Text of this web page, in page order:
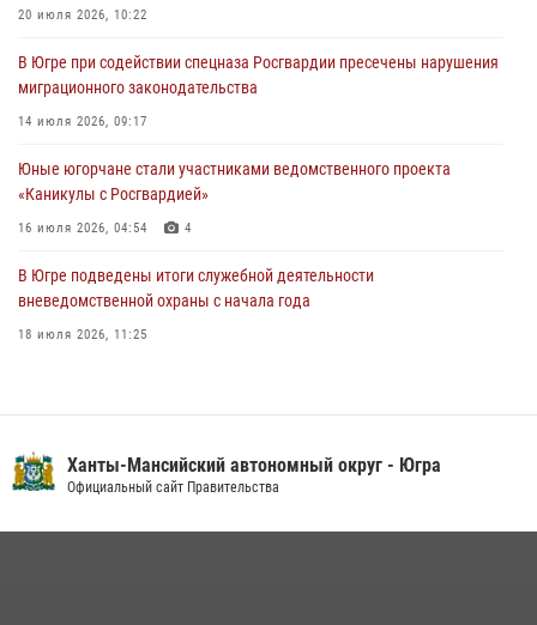
В Югре при силовой поддержке ОМОН Росгвардии задержаны
06 августа 2026, 09:07 2 1
Урайский отдел вневедомственной охраны Росгвардии отмечает
05 августа 2026, 12:01 3
20 июля 2026, 10:22
В Югре при содействии спецназа Росгвардии пресечены нарушения
миграционного законодательства
14 июля 2026, 09:17
Юные югорчане стали участниками ведомственного проекта
«Каникулы с Росгвардией»
16 июля 2026, 04:54 4
В Югре подведены итоги служебной деятельности
вневедомственной охраны с начала года
18 июля 2026, 11:25
В Югре военнослужащие и сотрудники Росгвардии почтили память
Ханты-Мансийский автономный округ - Югра
Официальный сайт Правительства